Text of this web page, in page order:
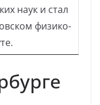
наук и стал
физико-